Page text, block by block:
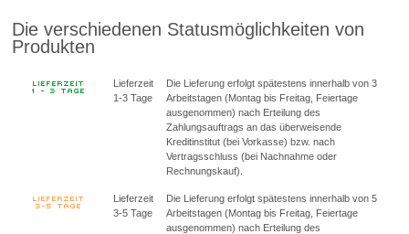
Die verschiedenen Statusmöglichkeiten von
Produkten
Lieferzeit
1-3 Tage
Die Lieferung erfolgt spätestens innerhalb von 3
Arbeitstagen (Montag bis Freitag, Feiertage
ausgenommen) nach Erteilung des
Zahlungsauftrags an das überweisende
Kreditinstitut (bei Vorkasse) bzw. nach
Vertragsschluss (bei Nachnahme oder
Rechnungskauf).
Lieferzeit
3-5 Tage
Die Lieferung erfolgt spätestens innerhalb von 5
Arbeitstagen (Montag bis Freitag, Feiertage
ausgenommen) nach Erteilung des